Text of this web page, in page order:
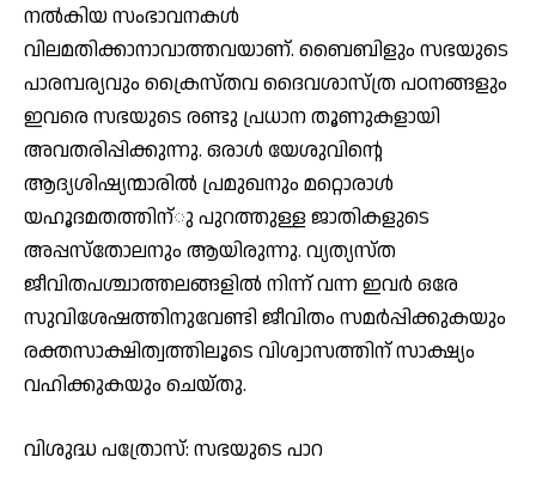
നല്‍കിയ സംഭാവനകള്‍
വിലമതിക്കാനാവാത്തവയാണ്. ബൈബിളും സഭയുടെ
പാരമ്പര്യവും ക്രൈസ്തവ ദൈവശാസ്ത്ര പഠനങ്ങളും
ഇവരെ സഭയുടെ രണ്ടു പ്രധാന തൂണുകളായി
അവതരിപ്പിക്കുന്നു. ഒരാള്‍ യേശുവിന്റെ
ആദ്യശിഷ്യന്മാരില്‍ പ്രമുഖനും മറ്റൊരാള്‍
യഹൂദമതത്തിന്ു പുറത്തുള്ള ജാതികളുടെ
അപ്പസ്‌തോലനും ആയിരുന്നു. വ്യത്യസ്ത
ജീവിതപശ്ചാത്തലങ്ങളില്‍ നിന്ന് വന്ന ഇവര്‍ ഒരേ
സുവിശേഷത്തിനുവേണ്ടി ജീവിതം സമര്‍പ്പിക്കുകയും
രക്തസാക്ഷിത്വത്തിലൂടെ വിശ്വാസത്തിന് സാക്ഷ്യം
വഹിക്കുകയും ചെയ്തു.
വിശുദ്ധ പത്രോസ്: സഭയുടെ പാറ